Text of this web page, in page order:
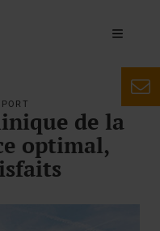
de la
optimal,